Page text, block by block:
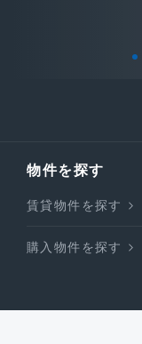
物件を探す
賃貸物件を探す
購入物件を探す